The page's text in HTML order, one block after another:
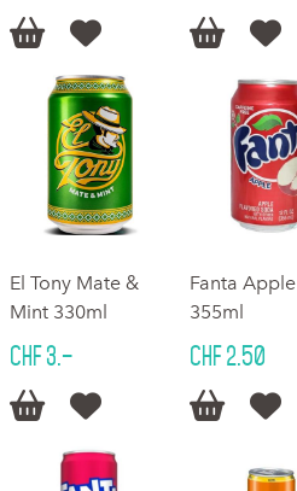
   
El Tony Mate &
Mint 330ml
CHF 3.–
 
Fanta Apple
355ml
CHF 2.50
 